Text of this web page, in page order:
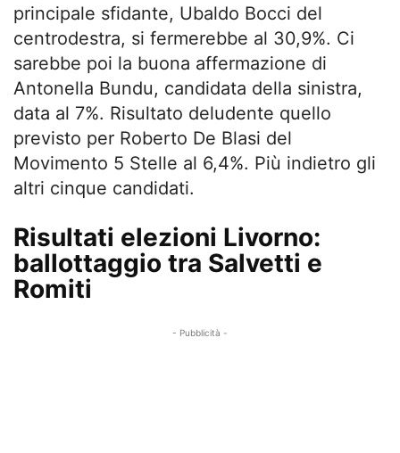
principale sfidante, Ubaldo Bocci del
centrodestra, si fermerebbe al 30,9%. Ci
sarebbe poi la buona affermazione di
Antonella Bundu, candidata della sinistra,
data al 7%. Risultato deludente quello
previsto per Roberto De Blasi del
Movimento 5 Stelle al 6,4%. Più indietro gli
altri cinque candidati.
Risultati elezioni Livorno:
ballottaggio tra Salvetti e
Romiti
- Pubblicità -